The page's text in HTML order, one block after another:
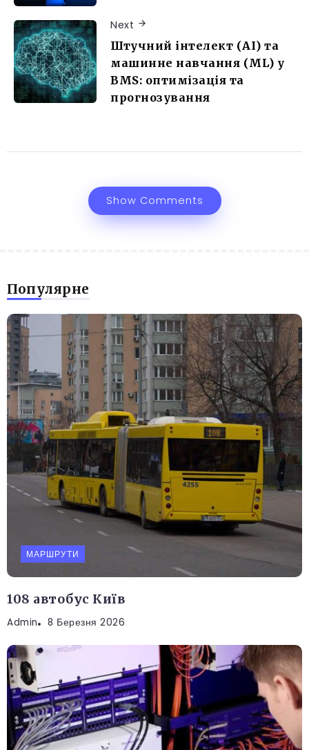
Next
Штучний інтелект (AI) та
машинне навчання (ML) у
BMS: оптимізація та
прогнозування
Show Comments
Популярне
МАРШРУТИ
108 автобус Київ
Admin 8 Березня 2026